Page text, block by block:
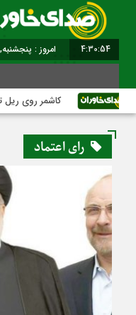
4:30:55 امروز : پنجشنبه, ۱۵ مرداد , ۱۴۰۵
کاشمر روی ریل
رای اعتماد